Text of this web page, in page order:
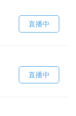
直播中
直播中